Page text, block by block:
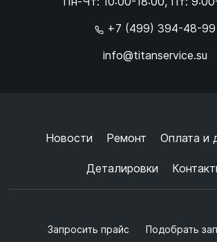
+7 (499) 394-48-99
info@titanservice.su
Новости Ремонт Оплата и
Деталировки
Запросить прайс Подобрать